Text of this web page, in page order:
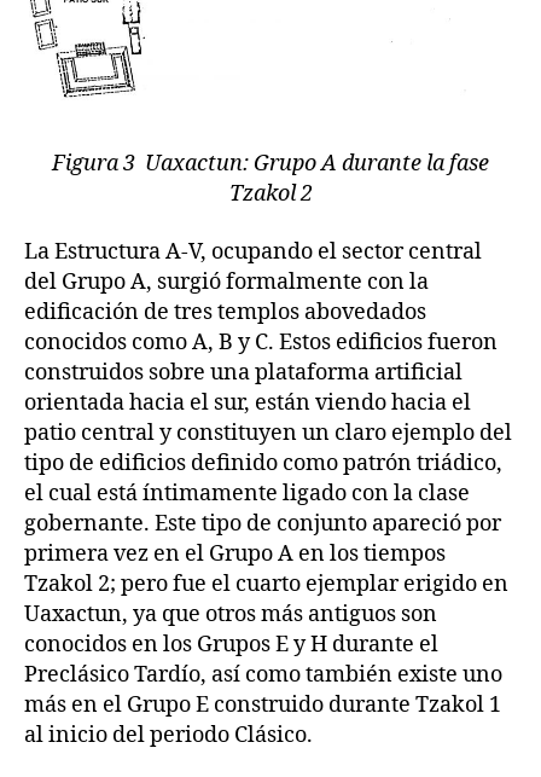
Figura 3 Uaxactun: Grupo A durante la fase
Tzakol 2
La Estructura A-V, ocupando el sector central
del Grupo A, surgió formalmente con la
edificación de tres templos abovedados
conocidos como A, B y C. Estos edificios fueron
construidos sobre una plataforma artificial
orientada hacia el sur, están viendo hacia el
patio central y constituyen un claro ejemplo del
tipo de edificios definido como patrón triádico,
el cual está íntimamente ligado con la clase
gobernante. Este tipo de conjunto apareció por
primera vez en el Grupo A en los tiempos
Tzakol 2; pero fue el cuarto ejemplar erigido en
Uaxactun, ya que otros más antiguos son
conocidos en los Grupos E y H durante el
Preclásico Tardío, así como también existe uno
más en el Grupo E construido durante Tzakol 1
al inicio del periodo Clásico.